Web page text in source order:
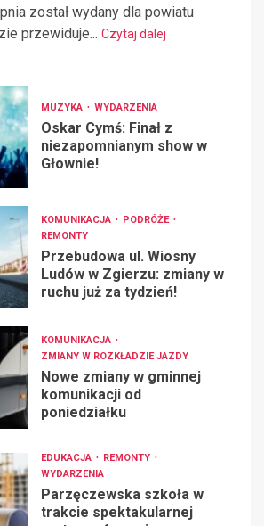
został wydany dla powiatu
przewiduje... Czytaj dalej
MUZYKA WYDARZENIA
Oskar Cymś: Finał z
niezapomnianym show w
Głownie!
KOMUNIKACJA
PODRÓŻE
REMONTY
Przebudowa ul. Wiosny
Ludów w Zgierzu: zmiany w
ruchu już za tydzień!
KOMUNIKACJA
ZMIANY W ROZKŁADZIE JAZDY
Nowe zmiany w gminnej
komunikacji od
poniedziałku
EDUKACJA
REMONTY
WYDARZENIA
Parzęczewska szkoła w
trakcie spektakularnej